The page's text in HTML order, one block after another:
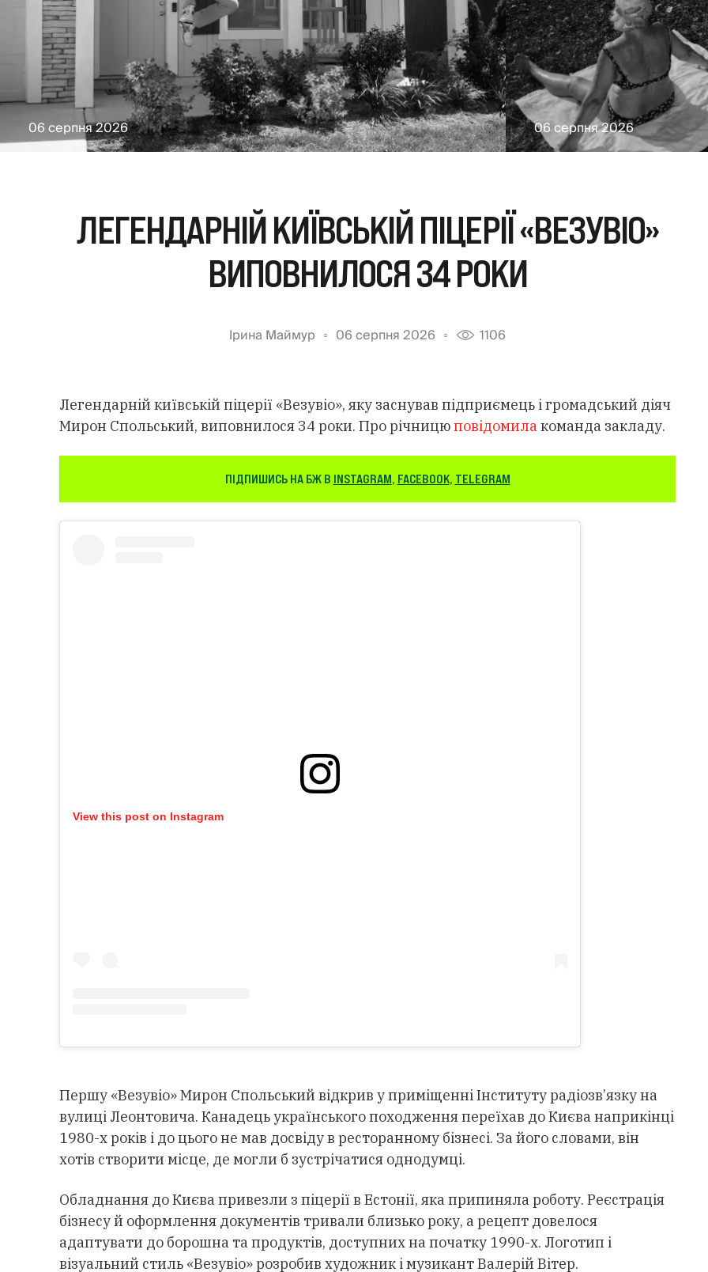
06 серпня 2026 06 серпня 2026
ЛЕГЕНДАРНІЙ КИЇВСЬКІЙ ПІЦЕРІЇ «ВЕЗУВІО»
ВИПОВНИЛОСЯ 34 РОКИ
Ірина Маймур 06 серпня 2026 1106
Легендарній київській піцерії «Везувіо», яку заснував підприємець і громадський діяч
Мирон Спольський, виповнилося 34 роки. Про річницюповідомилакоманда закладу.
ПІДПИШИСЬ НА БЖ В INSTAGRAM, FACEBOOK, TELEGRAM
View this post on Instagram
Першу «Везувіо» Мирон Спольський відкрив у приміщенні Інституту радіозв’язку на
вулиці Леонтовича. Канадець українського походження переїхав до Києва наприкінці
1980-х років і до цього не мав досвіду в ресторанному бізнесі. За його словами, він
хотів створити місце, де могли б зустрічатися однодумці.
Обладнання до Києва привезли з піцерії в Естонії, яка припиняла роботу. Реєстрація
бізнесу й оформлення документів тривали близько року, а рецепт довелося
адаптувати до борошна та продуктів, доступних на початку 1990-х. Логотип і
візуальний стиль «Везувіо» розробив художник і музикант Валерій Вітер.